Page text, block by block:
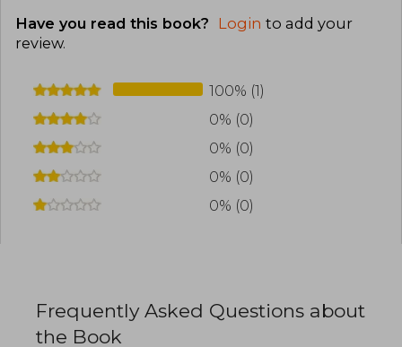
Have you read this book? Login to add your
review.
100% (1)
0% (0)
0% (0)
0% (0)
0% (0)
Frequently Asked Questions about
the Book